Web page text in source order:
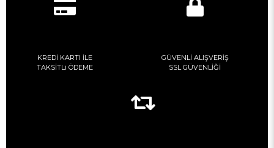
KREDİ KARTI İLE
TAKSİTLi ÖDEME
GÜVENLİ ALIŞVERİŞ
SSL GÜVENLİĞİ